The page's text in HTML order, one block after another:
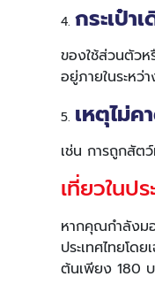
กระเป๋า
ของใช้ส่วนตัวห
อยู่ภายในระหว่
เหตุไม่
เช่น การถูกสัต
เที่ยวในป
หากคุณกำลังม
ประเทศไทยโด
ต้นเพียง 180